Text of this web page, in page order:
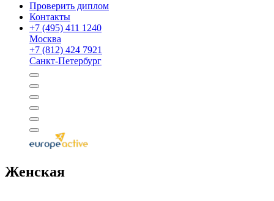
Проверить диплом
Контакты
+7 (495) 411 1240
Москва
+7 (812) 424 7921
Санкт-Петербург
Женская